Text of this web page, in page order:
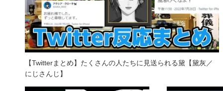
【Twitterまとめ】たくさんの人たちに見送られる黛【黛灰／
にじさんじ】